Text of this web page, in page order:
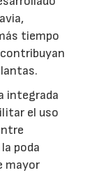
tiempo
integrada
el uso
poda
mayor